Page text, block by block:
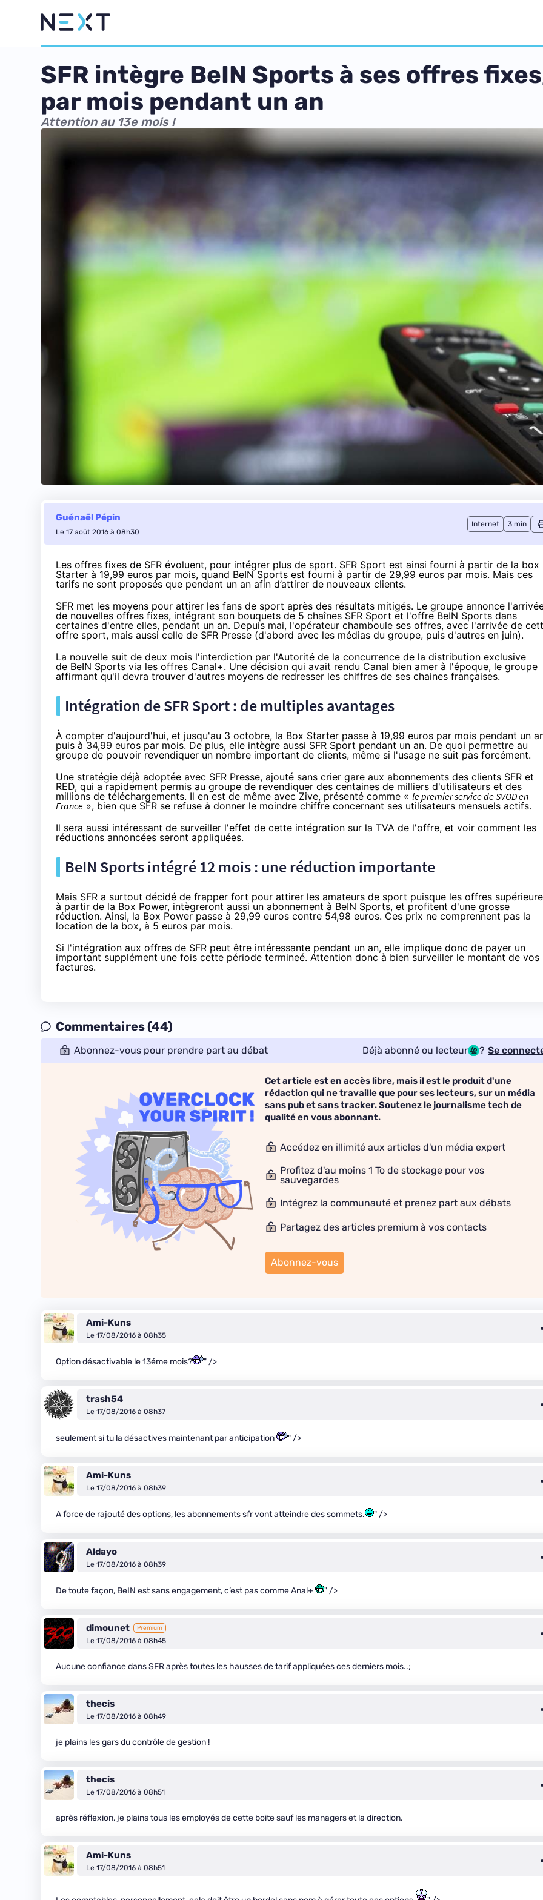
SFR intègre BeIN Sports à ses offres
par mois pendant un an
Attention au 13e mois !
Guénaël Pépin
Le 17 août 2016 à 08h30
Internet 3 min
Les offres fixes de SFR évoluent, pour intégrer plus de sport. SFR Sport est ainsi fourni à partir de la box
Starter à 19,99 euros par mois, quand BeIN Sports est fourni à partir de 29,99 euros par mois. Mais ces
tarifs ne sont proposés que pendant un an afin d’attirer de nouveaux clients.
SFR met les moyens pour attirer les fans de sport après des résultats mitigés. Le groupe annonce
de nouvelles offres fixes, intégrant son bouquets de 5 chaînes SFR Sport et l'offre BeIN Sports dans
certaines d'entre elles, pendant un an. Depuis mai, l'opérateur chamboule ses offres, avec l'arrivée de
offre sport, mais aussi celle de SFR Presse (d'abord avec les médias du groupe, puis d'autres en juin).
La nouvelle suit de deux mois l'interdiction par l'Autorité de la concurrence de la distribution exclusive
de BeIN Sports via les offres Canal+. Une décision qui avait rendu Canal bien amer à l'époque, le groupe
affirmant qu'il devra trouver d'autres moyens de redresser les chiffres de ses chaines françaises.
Intégration deSFRSport : de multiples avantages
À compter d'aujourd'hui, et jusqu'au 3 octobre, la Box Starter passe à 19,99 euros par mois pendant un
puis à 34,99 euros par mois. De plus, elle intègre aussi SFR Sport pendant un an. De quoi permettre au
groupe de pouvoir revendiquer un nombre important de clients, même si l'usage ne suit pas forcément.
Une stratégie déjà adoptée avec SFR Presse, ajouté sans crier gare aux abonnements des clients SFR et
RED, qui a rapidement permis au groupe de revendiquer des centaines de milliers d'utilisateurs et des
millions de téléchargements. Il en est de même avec Zive, présenté comme « le premier service de SVOD en
France », bien que SFR se refuse à donner le moindre chiffre concernant ses utilisateurs mensuels actifs.
Il sera aussi intéressant de surveiller l'effet de cette intégration sur la TVA de l'offre, et voir comment les
réductions annoncées seront appliquées.
BeIN Sports intégré 12 mois : une réduction importante
Mais SFR a surtout décidé de frapper fort pour attirer les amateurs de sport puisque les offres
à partir de la Box Power, intègreront aussi un abonnement à BeIN Sports, et profitent d'une grosse
réduction. Ainsi, la Box Power passe à 29,99 euros contre 54,98 euros. Ces prix ne comprennent pas la
location de la box, à 5 euros par mois.
Si l'intégration aux offres de SFR peut être intéressante pendant un an, elle implique donc de payer un
important supplément une fois cette période termineé. Attention donc à bien surveiller le montant de vos
factures.
Commentaires (44)
Abonnez-vous pour prendre part au débat Déjà abonné ou lecteur ? Se
Cet article est en accès libre, mais il est le produit d'une
rédaction qui ne travaille que pour ses lecteurs, sur un média
sans pub et sans tracker. Soutenez le journalisme tech de
qualité en vous abonnant.
Accédez en illimité aux articles d'un média expert
Profitez d'au moins 1 To de stockage pour vos
sauvegardes
Intégrez la communauté et prenez part aux débats
Partagez des articles premium à vos contacts
Abonnez-vous
Ami-Kuns
Le 17/08/2016 à 08h35
Option désactivable le 13éme mois? " />
trash54
Le 17/08/2016 à 08h37
seulement si tu la désactives maintenant par anticipation " />
Ami-Kuns
Le 17/08/2016 à 08h39
A force de rajouté des options, les abonnements sfr vont atteindre des sommets. " />
Aldayo
Le 17/08/2016 à 08h39
De toute façon, BeIN est sans engagement, c’est pas comme Anal+ " />
dimounet Premium
Le 17/08/2016 à 08h45
Aucune confiance dans SFR après toutes les hausses de tarif appliquées ces derniers mois..;
thecis
Le 17/08/2016 à 08h49
je plains les gars du contrôle de gestion !
thecis
Le 17/08/2016 à 08h51
après réflexion, je plains tous les employés de cette boite sauf les managers et la direction.
Ami-Kuns
Le 17/08/2016 à 08h51